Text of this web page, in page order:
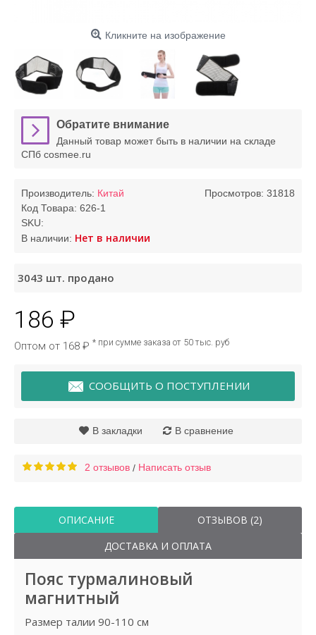
Кликните на изображение
Обратите внимание
Данный товар может быть в наличии на складе
СПб cosmee.ru
Просмотров: 31818
Производитель: Китай
Код Товара: 626-1
SKU:
В наличии: Нет в наличии
3043 шт. продано
186 ₽
Оптом от 168 ₽ * при сумме заказа от 50 тыс. руб
СООБЩИТЬ О ПОСТУПЛЕНИИ
В закладки В сравнение
2 отзывов / Написать отзыв
ОПИСАНИЕ
ОТЗЫВОВ (2)
ДОСТАВКА И ОПЛАТА
Пояс турмалиновый
магнитный
Размер талии 90-110 см